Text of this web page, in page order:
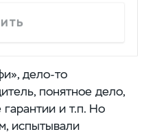
дело-то
понятное дело,
и т.п. Но
испытывали